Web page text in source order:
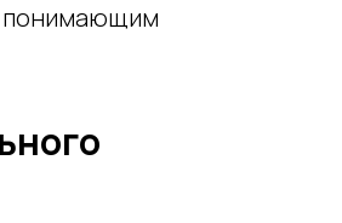
понимающим